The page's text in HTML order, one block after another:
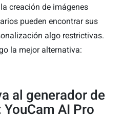
creación de imágenes
pueden encontrar sus
algo restrictivas.
la mejor alternativa:
al generador de
AI Pro